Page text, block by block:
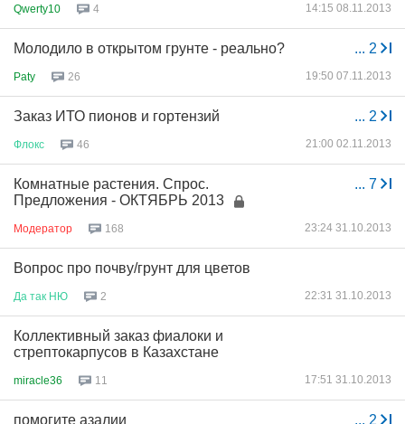
Qwerty10 4 14:15 08.11.2013
... 2
Молодило в открытом грунте - реально?
Paty 26 19:50 07.11.2013
... 2
Заказ ИТО пионов и гортензий
Флокс 46 21:00 02.11.2013
... 7
Комнатные растения. Спрос.
Предложения - ОКТЯБРЬ 2013
Модератор 168 23:24 31.10.2013
Вопрос про почву/грунт для цветов
Да так НЮ 2 22:31 31.10.2013
Коллективный заказ фиалоки и
стрептокарпусов в Казахстане
miracle36 11 17:51 31.10.2013
... 2
помогите азалии